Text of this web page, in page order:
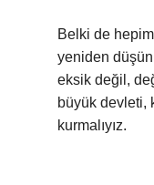
Belki de
yeniden
eksik değil,
büyük devleti,
kurmalıyız.